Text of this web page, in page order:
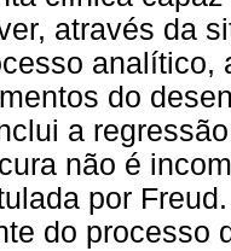
através da
analítico,
do
a
não é
por
do processo